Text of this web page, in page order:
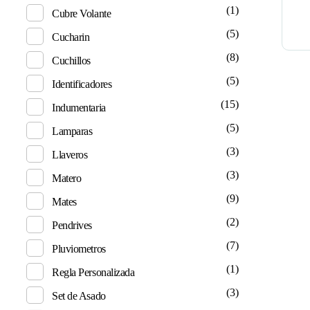
Cubre Volante (1)
Cucharin (5)
Cuchillos (8)
Identificadores (5)
Indumentaria (15)
Lamparas (5)
Llaveros (3)
Matero (3)
Mates (9)
Pendrives (2)
Pluviometros (7)
Regla Personalizada (1)
Set de Asado (3)